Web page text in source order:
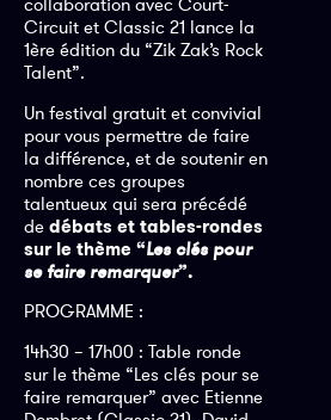
collaboration avec Court-
Circuit et Classic 21 lance la
1ère édition du “Zik Zak’s Rock
Talent”.
Un festival gratuit et convivial
pour vous permettre de faire
la différence, et de soutenir en
nombre ces groupes
talentueux qui sera précédé
de débats et tables-rondes
sur le thème “Les clés pour
se faire remarquer”.
PROGRAMME :
14h30 – 17h00 : Table ronde
sur le thème “Les clés pour se
faire remarquer” avec Etienne